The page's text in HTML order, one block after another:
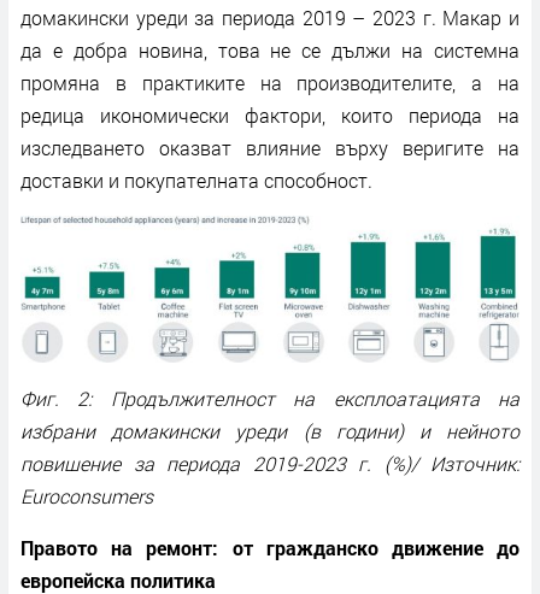
домакински уреди за периода 2019 – 2023 г. Макар и
да е добра новина, това не се дължи на системна
промяна в практиките на производителите, а на
редица икономически фактори, които периода на
изследването оказват влияние върху веригите на
доставки и покупателната способност.
Фиг. 2: Продължителност на експлоатацията на
избрани домакински уреди (в години) и нейното
повишение за периода 2019-2023 г. (%)/ Източник:
Euroconsumers
Правото на ремонт: от гражданско движение до
европейска политика